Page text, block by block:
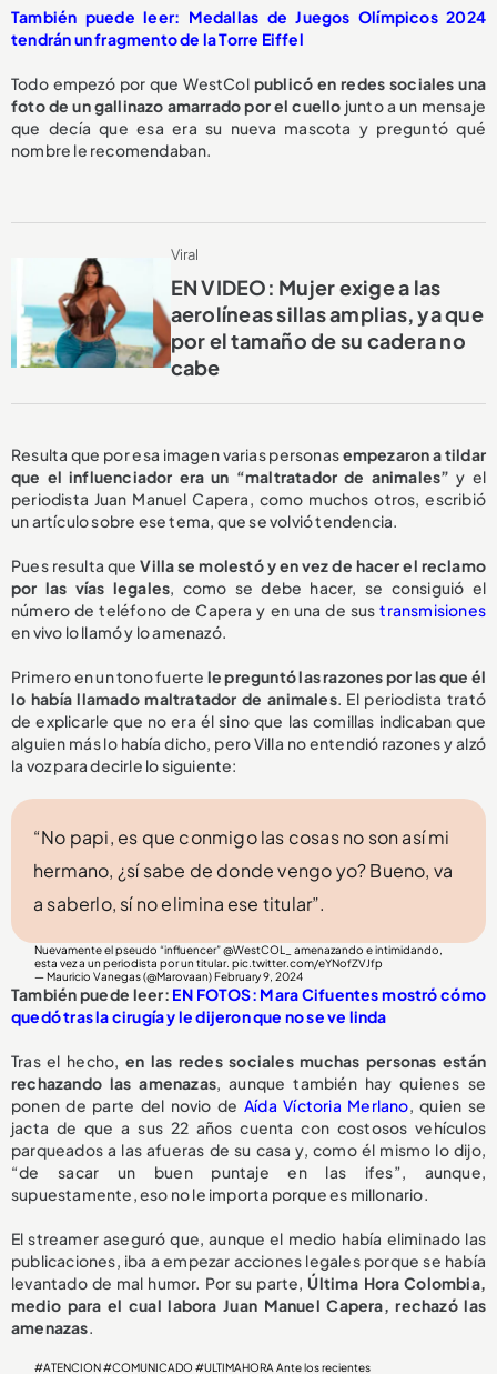
También puede leer: Medallas de Juegos Olímpicos 2024
tendrán un fragmento de la Torre Eiffel
Todo empezó por que WestCol publicó en redes sociales una
foto de un gallinazo amarrado por el cuello junto a un mensaje
que decía que esa era su nueva mascota y preguntó qué
nombre le recomendaban.
Viral
EN VIDEO: Mujer exige a las
aerolíneas sillas amplias, ya que
por el tamaño de su cadera no
cabe
Resulta que por esa imagen varias personasempezaron a tildar
que el influenciador era un “maltratador de animales” y el
periodista Juan Manuel Capera, como muchos otros, escribió
un artículo sobre ese tema, que se volvió tendencia.
Pues resulta queVilla se molestó y en vez de hacer el reclamo
por las vías legales, como se debe hacer, se consiguió el
número de teléfono de Capera y en una de sustransmisiones
en vivo lo llamó y lo amenazó.
Primero en un tono fuerte le preguntó las razones por las que él
lo había llamado maltratador de animales. El periodista trató
de explicarle que no era él sino que las comillas indicaban que
alguien más lo había dicho, pero Villa no entendió razones y alzó
la voz para decirle lo siguiente:
“No papi, es que conmigo las cosas no son así mi
hermano, ¿sí sabe de donde vengo yo? Bueno, va
a saberlo, sí no elimina ese titular”.
Nuevamente el pseudo “influencer”@WestCOL_
amenazando e intimidando,
esta vez a un periodista por un titular.pic.twitter.com/eYNofZVJfp
— Mauricio Vanegas (@Marovaan)February 9, 2024
También puede leer: EN FOTOS: Mara Cifuentes mostró cómo
quedó tras la cirugía y le dijeron que no se ve linda
Tras el hecho, en las redes sociales muchas personas están
rechazando las amenazas, aunque también hay quienes se
ponen de parte del novio de Aída Víctoria Merlano, quien se
jacta de que a sus 22 años cuenta con costosos vehículos
parqueados a las afueras de su casa y, como él mismo lo dijo,
“de sacar un buen puntaje en las ifes”, aunque,
supuestamente, eso no le importa porque es millonario.
El streamer aseguró que, aunque el medio había eliminado las
publicaciones, iba a empezar acciones legales porque se había
levantado de mal humor. Por su parte, Última Hora Colombia,
medio para el cual labora Juan Manuel Capera, rechazó las
amenazas.
#ATENCION #COMUNICADO #ULTIMAHORA Ante los recientes